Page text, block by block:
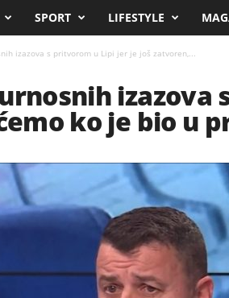
SPORT LIFESTYLE
izazova s pritvorom u Lipi jer je još zatvoren,...
izazova
ko je bio u